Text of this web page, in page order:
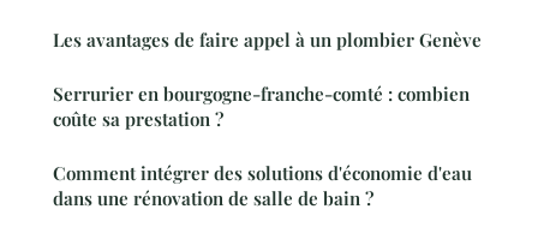
Les avantages de faire appel à un plombier Genève
Serrurier en bourgogne-franche-comté : combien
coûte sa prestation ?
Comment intégrer des solutions d'économie d'eau
dans une rénovation de salle de bain ?